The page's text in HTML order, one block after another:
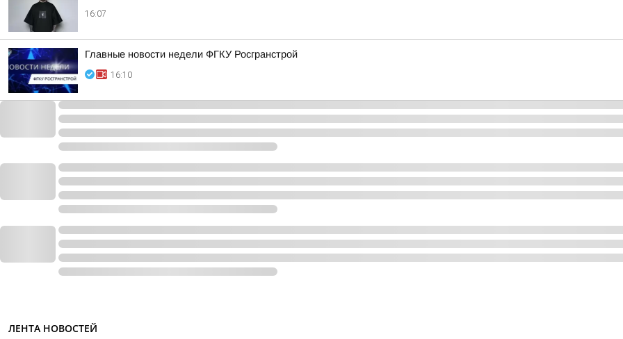
16:07
Главные новости недели ФГКУ Росгранстрой
16:10
ЛЕНТА НОВОСТЕЙ